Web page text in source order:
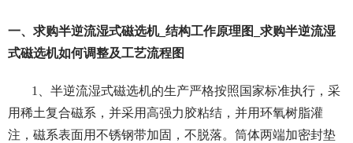
一、求购半逆流湿式磁选机_结构工作原理图_求购半逆流湿
式磁选机如何调整及工艺流程图
1、半逆流湿式磁选机的生产严格按照国家标准执行，采
用稀土复合磁系，并采用高强力胶粘结，并用环氧树脂灌
注，磁系表面用不锈钢带加固，不脱落。筒体两端加密封垫